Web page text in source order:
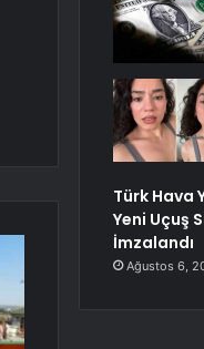
Türk Hava
Yeni Uçuş
İmzalandı
Ağustos 6,